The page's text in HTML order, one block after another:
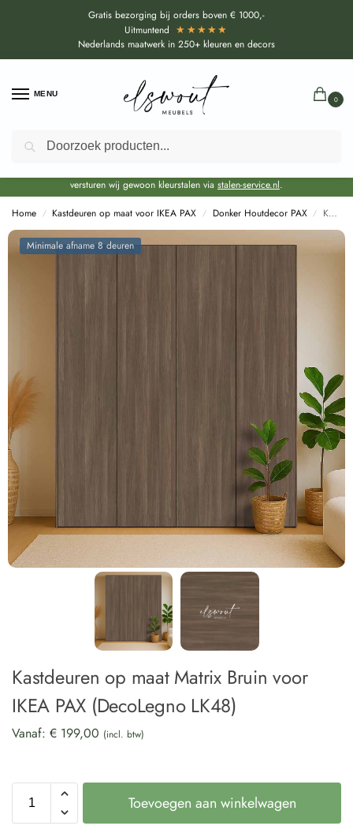
Gratis bezorging bij orders boven € 1000,-
Uitmuntend ★★★★★
Nederlands maatwerk in 250+ kleuren en decors
MENU
0
Door de bouwvakperiode geldt voor alle collecties momenteel een EXTRA
levertijd van circa 3-4 weken bovenop de reguliere levertijd.
versturen wij gewoon kleurstalen via stalen-service.nl.
Home / Kastdeuren op maat voor IKEA PAX / Donker Houtdecor PAX / Kastdeuren op maat Matrix Bruin voor IKEA PAX (DecoLegno LK48)
Minimale afname 8 deuren
Kastdeuren op maat Matrix Bruin voor
IKEA PAX (DecoLegno LK48)
Vanaf: € 199,00 (incl. btw)
Toevoegen aan winkelwagen